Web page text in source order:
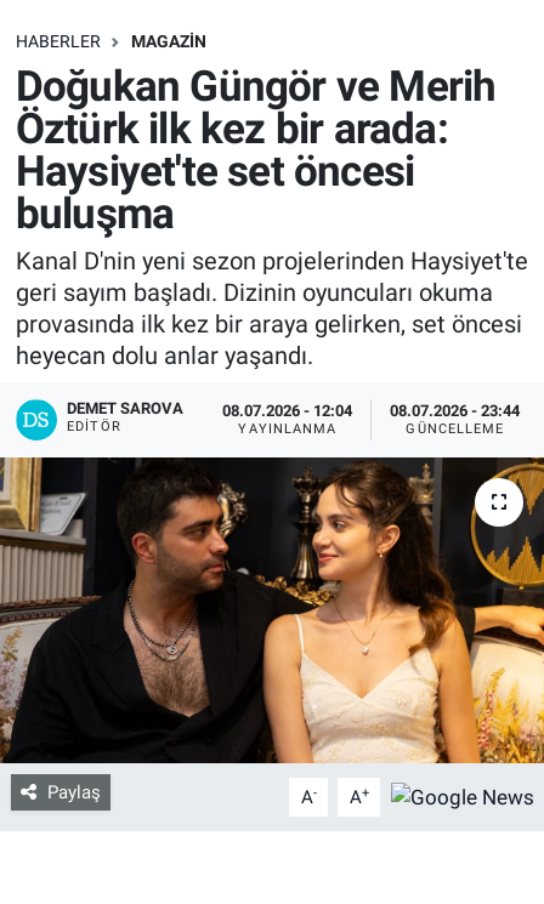
HABERLER MAGAZIN
Doğukan Güngör ve Merih
Öztürk ilk kez bir arada:
Haysiyet'te set öncesi
buluşma
Kanal D'nin yeni sezon projelerinden Haysiyet'te
geri sayım başladı. Dizinin oyuncuları okuma
provasında ilk kez bir araya gelirken, set öncesi
heyecan dolu anlar yaşandı.
DEMET SAROVA
EDITÖR
08.07.2026 - 12:04
YAYINLANMA
08.07.2026 - 23:44
GÜNCELLEME
Paylaş A- A+
SAĞLIK
EKONOMİ
EĞİTİM
ÖZEL HABER
Keşfet
ASTROLOJİ
MANŞET
RESMİ İLANLAR
İLAN
Bize ulaşın
İletişim/Künye
Gözden Kaçmasın